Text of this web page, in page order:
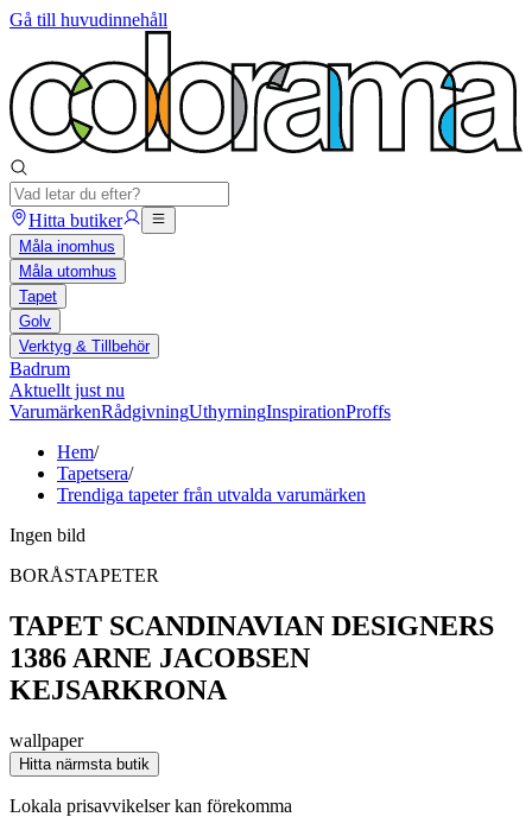
Gå till huvudinnehåll
Hitta butiker
Måla inomhus
Måla utomhus
Tapet
Golv
Verktyg & Tillbehör
Badrum
Aktuellt just nu
VarumärkenRådgivningUthyrningInspirationProffs
Hem/
Tapetsera/
Trendiga tapeter från utvalda varumärken
Ingen bild
BORÅSTAPETER
TAPET SCANDINAVIAN DESIGNERS
1386 ARNE JACOBSEN
KEJSARKRONA
wallpaper
Hitta närmsta butik
Lokala prisavvikelser kan förekomma